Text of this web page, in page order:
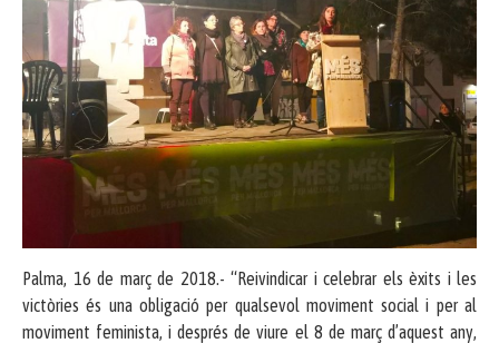
Palma, 16 de març de 2018.- “Reivindicar i celebrar els èxits i les
victòries és una obligació per qualsevol moviment social i per al
moviment feminista, i després de viure el 8 de març d’aquest any,